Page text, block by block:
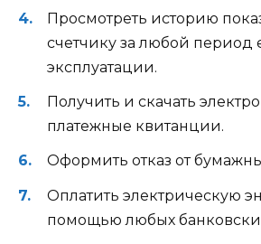
Просмотреть историю
счетчику за любой период
эксплуатации.
Получить и скачать
платежные квитанции.
Оформить отказ от
Оплатить электрическую
помощью любых